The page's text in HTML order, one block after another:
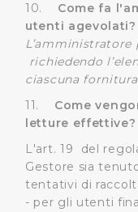
10.
Come fa
utenti agevolati?
richiedendo
ciascuna
11. Come
letture effettive?
L'art. 19 del
Gestore sia
tentativi di
- per gli utenti